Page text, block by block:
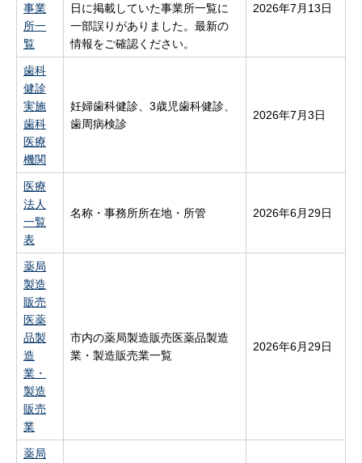
事業
所一
覧
日に掲載していた事業所一覧に
一部誤りがありました。最新の
情報をご確認ください。
2026年7月13日
歯科
健診
実施
歯科
医療
機関
妊婦歯科健診、3歳児歯科健診、
歯周病検診
2026年7月3日
医療
法人
一覧
表
名称・事務所所在地・所管 2026年6月29日
薬局
製造
販売
医薬
品製
造
業・
製造
販売
業
市内の薬局製造販売医薬品製造
業・製造販売業一覧
2026年6月29日
薬局